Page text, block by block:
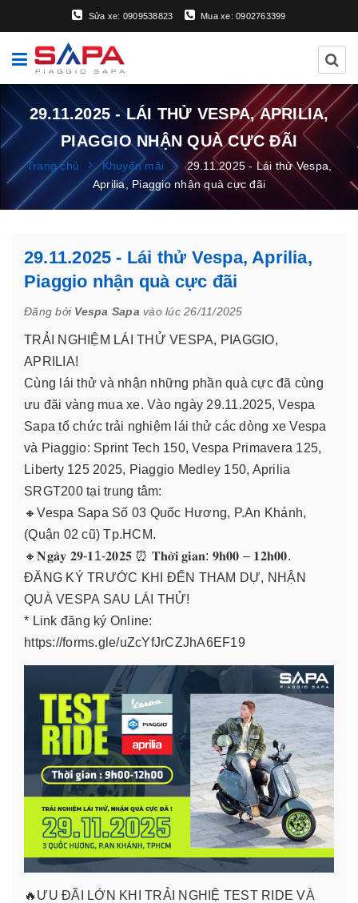
Sửa xe: 0909538823 Mua xe: 0902763399
29.11.2025 - LÁI THỬ VESPA, APRILIA,
PIAGGIO NHẬN QUÀ CỰC ĐÃI
Trang chủ Khuyến mãi
29.11.2025 - Lái thử Vespa,
Aprilia, Piaggio nhận quà cực đãi
29.11.2025 - Lái thử Vespa, Aprilia,
Piaggio nhận quà cực đãi
Đăng bởi Vespa Sapa vào lúc 26/11/2025
TRẢI NGHIỆM LÁI THỬ VESPA, PIAGGIO,
APRILIA!
Cùng lái thử và nhận những phần quà cực đã cùng
ưu đãi vàng mua xe. Vào ngày 29.11.2025, Vespa
Sapa tổ chức trải nghiệm lái thử các dòng xe Vespa
và Piaggio: Sprint Tech 150, Vespa Primavera 125,
Liberty 125 2025, Piaggio Medley 150, Aprilia
SRGT200 tại trung tâm:
🔸Vespa Sapa Số 03 Quốc Hương, P.An Khánh,
(Quận 02 cũ) Tp.HCM.
🔸𝐍𝐠𝐚̀𝐲 𝟐𝟗-𝟏1-𝟐𝟎𝟐𝟓 ⏰ 𝐓𝐡𝐨̛̀𝐢 𝐠𝐢𝐚𝐧: 𝟗𝐡𝟎𝟎 – 𝟏𝟐𝐡𝟎𝟎.
ĐĂNG KÝ TRƯỚC KHI ĐẾN THAM DỰ, NHẬN
QUÀ VESPA SAU LÁI THỬ!
* Link đăng ký Online:
https://forms.gle/uZcYfJrCZJhA6EF19
🔥ƯU ĐÃI LỚN KHI TRẢI NGHIỆ TEST RIDE VÀ